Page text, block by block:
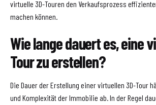
virtuelle 3D-Touren den Verkaufsprozess
machen können.
Wie lange dauert es, eine
Tour zu erstellen?
Die Dauer der Erstellung einer virtuellen 3D-Tour
und Komplexität der Immobilie ab. In der Regel